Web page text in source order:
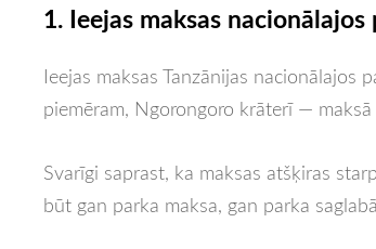
1. Ieejas maksas nacionālajos
Ieejas maksas Tanzānijas
piemēram, Ngorongoro krāterī —
Svarīgi saprast, ka maksas atšķiras
būt gan parka maksa, gan parka